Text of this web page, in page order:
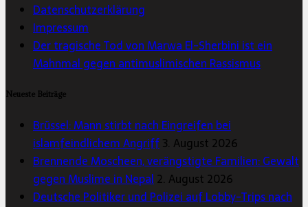
Datenschutzerklärung
Impressum
Der tragische Tod von Marwa El-Sherbini ist ein
Mahnmal gegen antimuslimischen Rassismus
Neueste Beiträge
Brüssel: Mann stirbt nach Eingreifen bei
islamfeindlichem Angriff3. August 2026
Brennende Moscheen, verängstigte Familien: Gewalt
gegen Muslime in Nepal2. August 2026
Deutsche Politiker und Polizei auf Lobby-Trips nach